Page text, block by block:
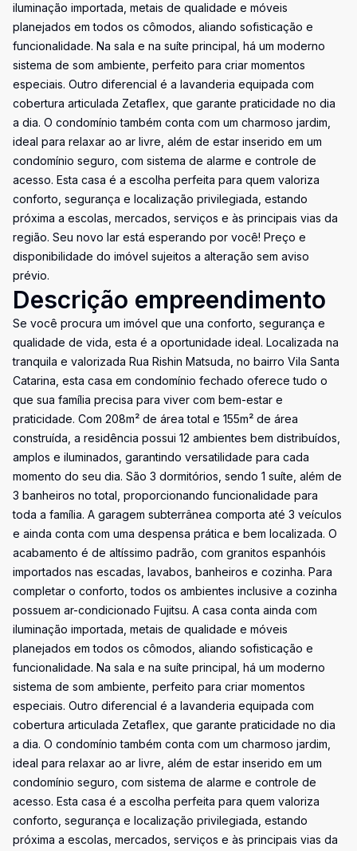
iluminação importada, metais de qualidade e móveis
planejados em todos os cômodos, aliando sofisticação e
funcionalidade. Na sala e na suíte principal, há um moderno
sistema de som ambiente, perfeito para criar momentos
especiais. Outro diferencial é a lavanderia equipada com
cobertura articulada Zetaflex, que garante praticidade no dia
a dia. O condomínio também conta com um charmoso jardim,
ideal para relaxar ao ar livre, além de estar inserido em um
condomínio seguro, com sistema de alarme e controle de
acesso. Esta casa é a escolha perfeita para quem valoriza
conforto, segurança e localização privilegiada, estando
próxima a escolas, mercados, serviços e às principais vias da
região. Seu novo lar está esperando por você! Preço e
disponibilidade do imóvel sujeitos a alteração sem aviso
prévio.
Descrição empreendimento
Se você procura um imóvel que una conforto, segurança e
qualidade de vida, esta é a oportunidade ideal. Localizada na
tranquila e valorizada Rua Rishin Matsuda, no bairro Vila Santa
Catarina, esta casa em condomínio fechado oferece tudo o
que sua família precisa para viver com bem-estar e
praticidade. Com 208m² de área total e 155m² de área
construída, a residência possui 12 ambientes bem distribuídos,
amplos e iluminados, garantindo versatilidade para cada
momento do seu dia. São 3 dormitórios, sendo 1 suíte, além de
3 banheiros no total, proporcionando funcionalidade para
toda a família. A garagem subterrânea comporta até 3 veículos
e ainda conta com uma despensa prática e bem localizada. O
acabamento é de altíssimo padrão, com granitos espanhóis
importados nas escadas, lavabos, banheiros e cozinha. Para
completar o conforto, todos os ambientes inclusive a cozinha
possuem ar-condicionado Fujitsu. A casa conta ainda com
iluminação importada, metais de qualidade e móveis
planejados em todos os cômodos, aliando sofisticação e
funcionalidade. Na sala e na suíte principal, há um moderno
sistema de som ambiente, perfeito para criar momentos
especiais. Outro diferencial é a lavanderia equipada com
cobertura articulada Zetaflex, que garante praticidade no dia
a dia. O condomínio também conta com um charmoso jardim,
ideal para relaxar ao ar livre, além de estar inserido em um
condomínio seguro, com sistema de alarme e controle de
acesso. Esta casa é a escolha perfeita para quem valoriza
conforto, segurança e localização privilegiada, estando
próxima a escolas, mercados, serviços e às principais vias da